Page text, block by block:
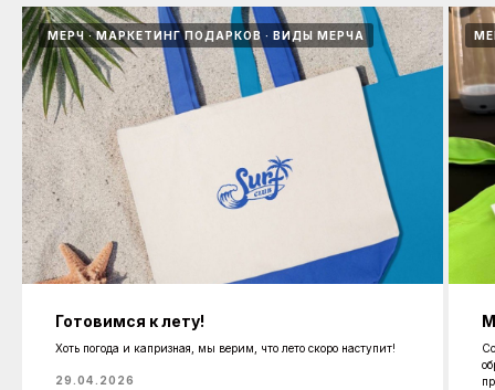
МЕРЧ МАРКЕТИНГ ПОДАРКОВ ВИДЫ МЕРЧА
Готовимся к лету!
Хоть погода и капризная, мы верим, что лето скоро наступит!
29.04.2026